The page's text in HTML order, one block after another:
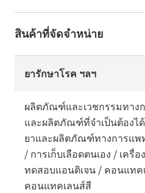
สินค้าที่จัดจำหน่าย
ยารักษาโรค ฯลฯ
ผลิตภัณฑ์และเวชกรรมทาง
และผลิตภัณฑ์ที่จำเป็นต้องไ
ยาและผลิตภัณฑ์ทางการแพ
/ การเก็บเลือดตนเอง / เครื่
ทดสอบแอนติเจน / คอนแท
คอนแทคเลนส์สี